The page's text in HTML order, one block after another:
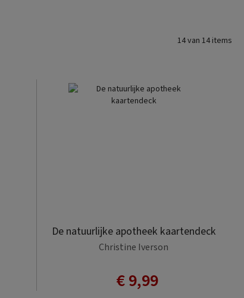
14van 14items
De natuurlijke apotheek kaartendeck
Christine Iverson
€ 9,99